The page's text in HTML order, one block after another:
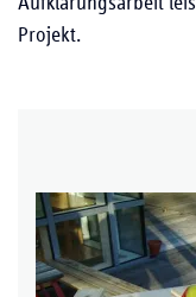
Projekt.